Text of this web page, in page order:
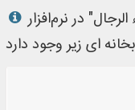
کتاب "أضبط المقال في ضبط أسماء الرجال" در نرم‌افزار